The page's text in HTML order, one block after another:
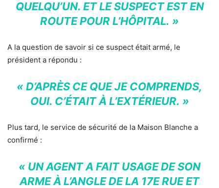
QUELQU’UN. ET LE SUSPECT EST EN
ROUTE POUR L’HÔPITAL. »
A la question de savoir si ce suspect était armé, le
président a répondu :
« D’APRÈS CE QUE JE COMPRENDS,
OUI. C’ÉTAIT À L’EXTÉRIEUR. »
Plus tard, le service de sécurité de la Maison Blanche a
confirmé :
« UN AGENT A FAIT USAGE DE SON
ARME À L’ANGLE DE LA 17E RUE ET